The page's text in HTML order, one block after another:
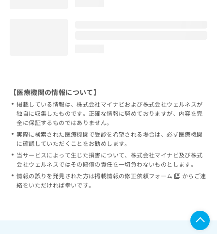
【医療機関の情報について】
掲載している情報は、株式会社マイナビおよび株式会社ウェルネスが
独自に収集したものです。正確な情報に努めておりますが、内容を完
全に保証するものではありません。
実際に検索された医療機関で受診を希望される場合は、必ず医療機関
に確認していただくことをお勧めします。
当サービスによって生じた損害について、株式会社マイナビ及び株式
会社ウェルネスではその賠償の責任を一切負わないものとします。
情報の誤りを発見された方は掲載情報の修正依頼フォーム
からご連
絡をいただければ幸いです。